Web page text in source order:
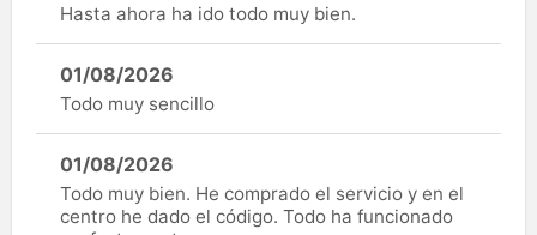
Hasta ahora ha ido todo muy bien.
01/08/2026
Todo muy sencillo
01/08/2026
Todo muy bien. He comprado el servicio y en el
centro he dado el código. Todo ha funcionado